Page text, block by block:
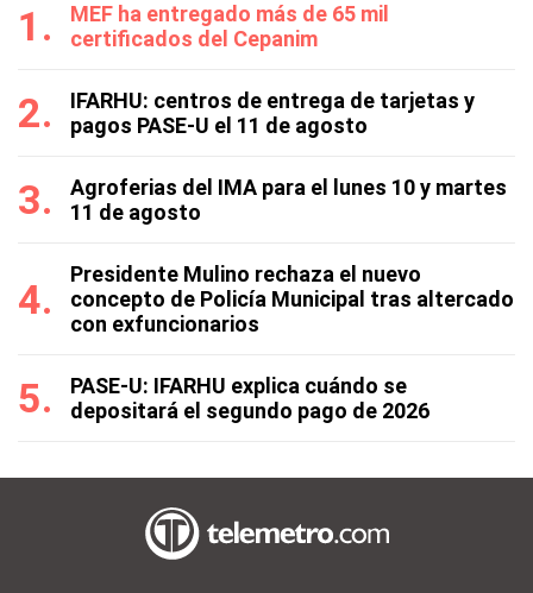
MEF ha entregado más de 65 mil
certificados del Cepanim
IFARHU: centros de entrega de tarjetas y
pagos PASE-U el 11 de agosto
Agroferias del IMA para el lunes 10 y martes
11 de agosto
Presidente Mulino rechaza el nuevo
concepto de Policía Municipal tras altercado
con exfuncionarios
PASE-U: IFARHU explica cuándo se
depositará el segundo pago de 2026